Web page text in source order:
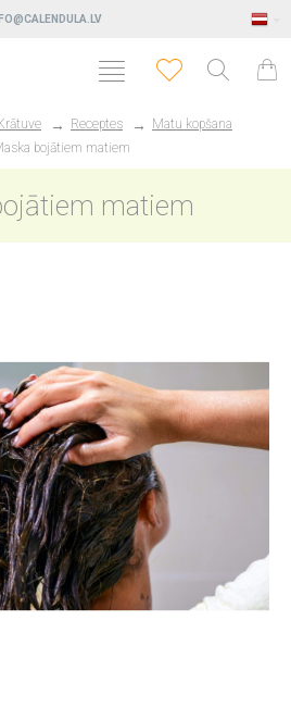
Receptes
Matu kopšana
bojātiem matiem
matiem